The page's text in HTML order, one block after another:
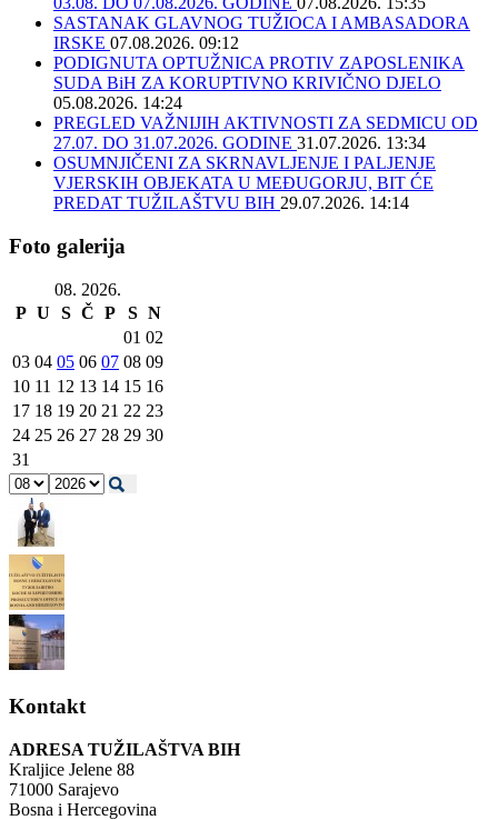
SASTANAK GLAVNOG TUŽIOCA I AMBASADORA
IRSKE 07.08.2026. 09:12
PODIGNUTA OPTUŽNICA PROTIV ZAPOSLENIKA
SUDA BiH ZA KORUPTIVNO KRIVIČNO DJELO
05.08.2026. 14:24
PREGLED VAŽNIJIH AKTIVNOSTI ZA SEDMICU OD
27.07. DO 31.07.2026. GODINE 31.07.2026. 13:34
OSUMNJIČENI ZA SKRNAVLJENJE I PALJENJE
VJERSKIH OBJEKATA U MEĐUGORJU, BIT ĆE
PREDAT TUŽILAŠTVU BIH 29.07.2026. 14:14
Foto galerija
08. 2026.
P U S Č P S N
01 02
03 04 05 06 07 08 09
10 11 12 13 14 15 16
17 18 19 20 21 22 23
24 25 26 27 28 29 30
31
Kontakt
ADRESA TUŽILAŠTVA BIH
Kraljice Jelene 88
71000 Sarajevo
Bosna i Hercegovina